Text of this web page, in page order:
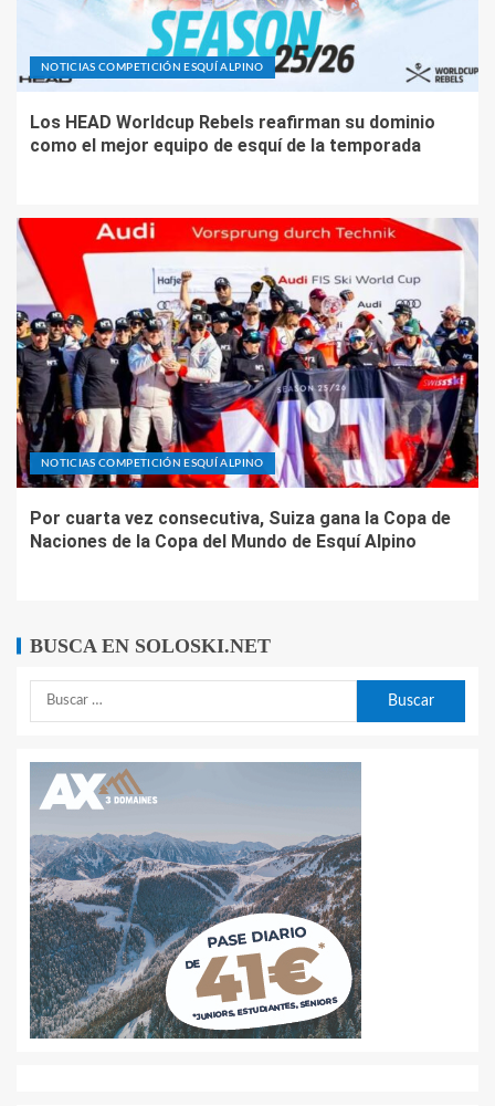
NOTICIAS COMPETICIÓN ESQUÍ ALPINO
Los HEAD Worldcup Rebels reafirman su dominio
como el mejor equipo de esquí de la temporada
NOTICIAS COMPETICIÓN ESQUÍ ALPINO
Por cuarta vez consecutiva, Suiza gana la Copa de
Naciones de la Copa del Mundo de Esquí Alpino
BUSCA EN SOLOSKI.NET